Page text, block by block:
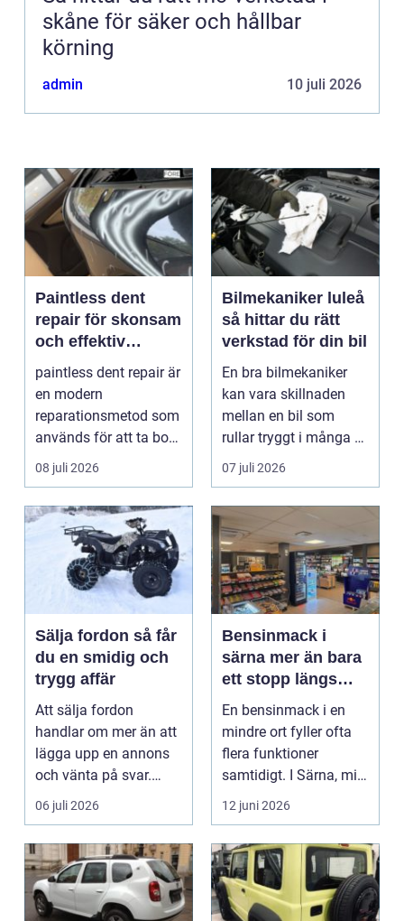
skåne för säker och hållbar
körning
admin 10 juli 2026
Paintless dent
repair för skonsam
och effektiv
reparation av
bucklor
paintless dent repair är
en modern
reparationsmetod som
används för att ta bort
bucklor i bilplåt ut...
08 juli 2026
Bilmekaniker luleå
så hittar du rätt
verkstad för din bil
En bra bilmekaniker
kan vara skillnaden
mellan en bil som
rullar tryggt i många år
och återkommande ...
07 juli 2026
Sälja fordon så får
du en smidig och
trygg affär
Att sälja fordon
handlar om mer än att
lägga upp en annons
och vänta på svar.
Många vill få en bra
p...
06 juli 2026
Bensinmack i
särna mer än bara
ett stopp längs
vägen
En bensinmack i en
mindre ort fyller ofta
flera funktioner
samtidigt. I Särna, mitt
i norra Dalarna,...
12 juni 2026